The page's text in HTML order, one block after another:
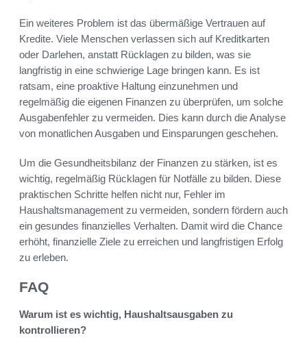
Ein weiteres Problem ist das übermäßige Vertrauen auf
Kredite. Viele Menschen verlassen sich auf Kreditkarten
oder Darlehen, anstatt Rücklagen zu bilden, was sie
langfristig in eine schwierige Lage bringen kann. Es ist
ratsam, eine proaktive Haltung einzunehmen und
regelmäßig die eigenen Finanzen zu überprüfen, um solche
Ausgabenfehler zu vermeiden. Dies kann durch die Analyse
von monatlichen Ausgaben und Einsparungen geschehen.
Um die Gesundheitsbilanz der Finanzen zu stärken, ist es
wichtig, regelmäßig Rücklagen für Notfälle zu bilden. Diese
praktischen Schritte helfen nicht nur, Fehler im
Haushaltsmanagement zu vermeiden, sondern fördern auch
ein gesundes finanzielles Verhalten. Damit wird die Chance
erhöht, finanzielle Ziele zu erreichen und langfristigen Erfolg
zu erleben.
FAQ
Warum ist es wichtig, Haushaltsausgaben zu
kontrollieren?